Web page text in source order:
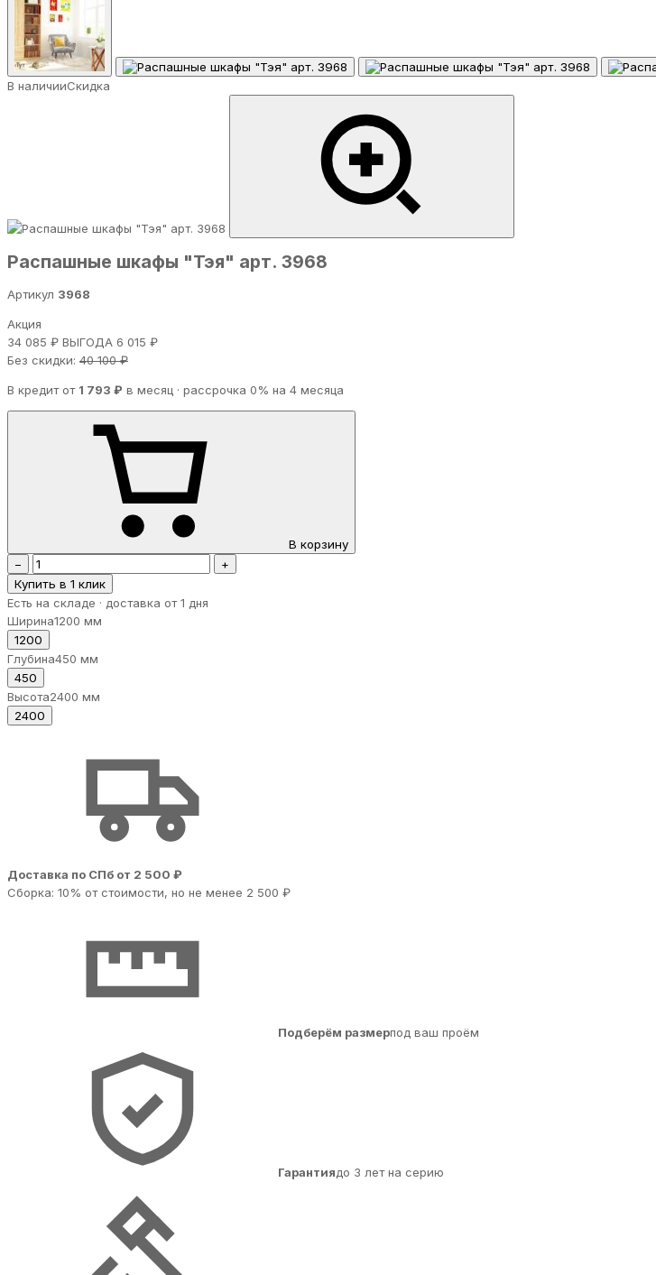
В наличииСкидка
Распашные шкафы "Тэя" арт. 3968
Артикул 3968
Акция
34 085 ₽ ВЫГОДА 6 015 ₽
Без скидки: 40 100 ₽
В кредит от 1 793 ₽ в месяц · рассрочка 0% на 4 месяца
В корзину
−
+
Купить в 1 клик
Есть на складе · доставка от 1 дня
Ширина1200 мм
1200
Глубина450 мм
450
Высота2400 мм
2400
Доставка по СПб от 2 500 ₽
Сборка: 10% от стоимости, но не менее 2 500 ₽
Подберём размерпод ваш проём
Гарантиядо 3 лет на серию